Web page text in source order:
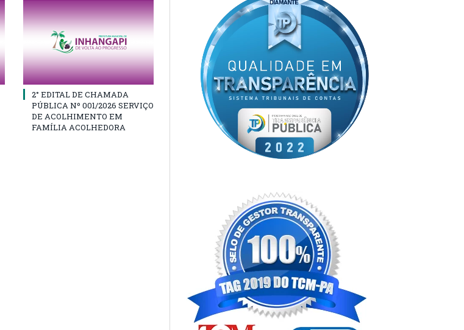
2° EDITAL DE CHAMADA
PÚBLICA Nº 001/2026 SERVIÇO
DE ACOLHIMENTO EM
FAMÍLIA ACOLHEDORA